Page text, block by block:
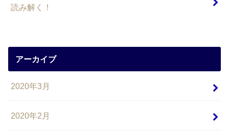
読み解く！
アーカイブ
2020年3月
2020年2月